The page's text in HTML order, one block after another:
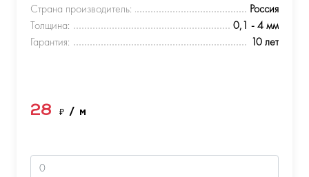
Страна производитель:
Россия
Толщина:
0,1 - 4 мм
Гарантия:
10 лет
28 ₽ / м